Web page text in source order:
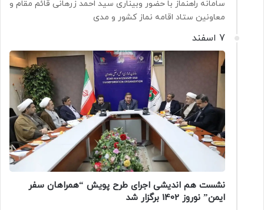
سامانه راهنماز با حضور وبیناری سید احمد زرهانی قائم مقام و
معاونین ستاد اقامه نماز کشور و مدی
7 اسفند
نشست هم اندیشی اجرای طرح پویش “همراهان سفر
ایمن” نوروز 1402 برگزار شد